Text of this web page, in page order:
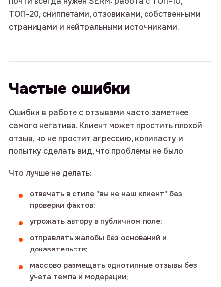
ТОП-20, сниппетами, отзовиками, собственными
страницами и нейтральными источниками.
Частые ошибки
Ошибки в работе с отзывами часто заметнее
самого негатива. Клиент может простить плохой
отзыв, но не простит агрессию, копипасту и
попытку сделать вид, что проблемы не было.
Что лучше не делать:
отвечать в стиле "вы не наш клиент" без
проверки фактов;
угрожать автору в публичном поле;
отправлять жалобы без оснований и
доказательств;
массово размещать однотипные отзывы без
учета темпа и модерации;